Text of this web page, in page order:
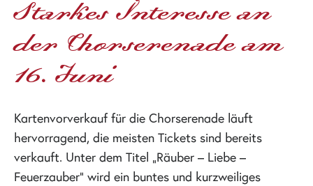
Starkes Interesse an
der Chorserenade am
16. Juni
Kartenvorverkauf für die Chorserenade läuft
hervorragend, die meisten Tickets sind bereits
verkauft. Unter dem Titel „Räuber – Liebe –
Feuerzauber“ wird ein buntes und kurzweiliges